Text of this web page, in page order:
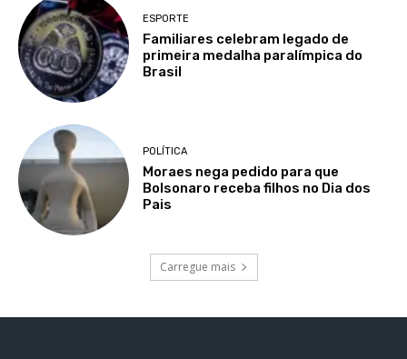
ESPORTE
Familiares celebram legado de
primeira medalha paralímpica do
Brasil
POLÍTICA
Moraes nega pedido para que
Bolsonaro receba filhos no Dia dos
Pais
Carregue mais